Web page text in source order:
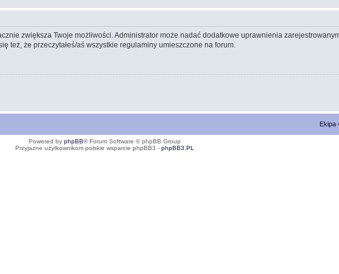
zwiększa Twoje możliwości. Administrator może nadać dodatkowe uprawnienia
też, że przeczytałeś/aś wszystkie regulaminy umieszczone na forum.
Ekipa
Powered by phpBB® Forum Software © phpBB Group
Przyjazne użytkownikom polskie wsparcie phpBB3 - phpBB3.PL